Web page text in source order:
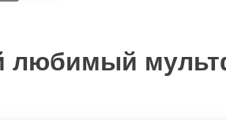
любимый